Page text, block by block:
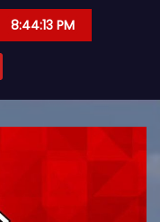
8:44:14 PM